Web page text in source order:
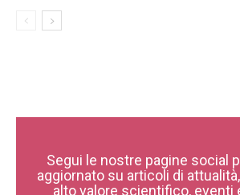
Segui le nostre pagine social
aggiornato su articoli di
alto valore scientifico, eventi